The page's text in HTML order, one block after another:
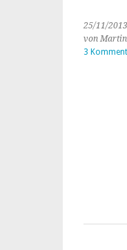
25/11/2013
von
3